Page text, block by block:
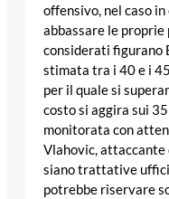
offensivo, nel caso
abbassare le proprie
considerati figurano
stimata tra i 40 e i
per il quale si
costo si aggira sui
monitorata con
Vlahovic, attaccante
siano trattative
potrebbe riservare